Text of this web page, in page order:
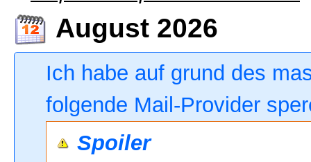
August 2026
Ich habe auf grund des
folgende Mail-Provider
Spoiler